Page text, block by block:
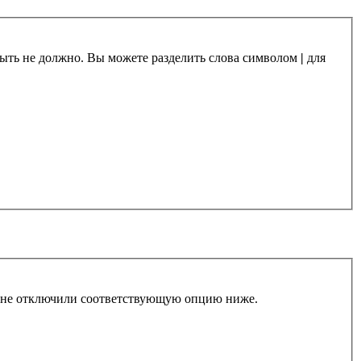
не должно. Вы можете разделить слова символом | для
отключили соответствующую опцию ниже.